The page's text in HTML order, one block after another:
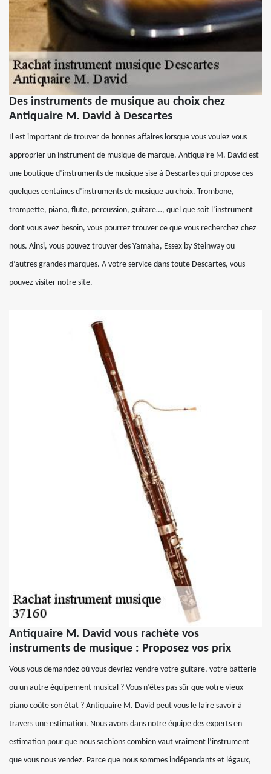
Des instruments de musique au choix chez
Antiquaire M. David à Descartes
Il est important de trouver de bonnes affaires lorsque vous voulez vous
approprier un instrument de musique de marque. Antiquaire M. David est
une boutique d’instruments de musique sise à Descartes qui propose ces
quelques centaines d’instruments de musique au choix. Trombone,
trompette, piano, flute, percussion, guitare…, quel que soit l’instrument
dont vous avez besoin, vous pourrez trouver ce que vous recherchez chez
nous. Ainsi, vous pouvez trouver des Yamaha, Essex by Steinway ou
d’autres grandes marques. A votre service dans toute Descartes, vous
pouvez visiter notre site.
Antiquaire M. David vous rachète vos
instruments de musique : Proposez vos prix
Vous vous demandez où vous devriez vendre votre guitare, votre batterie
ou un autre équipement musical ? Vous n’êtes pas sûr que votre vieux
piano coûte son état ? Antiquaire M. David peut vous le faire savoir à
travers une estimation. Nous avons dans notre équipe des experts en
estimation pour que nous sachions combien vaut vraiment l’instrument
que vous nous vendez. Parce que nous sommes indépendants et légaux,